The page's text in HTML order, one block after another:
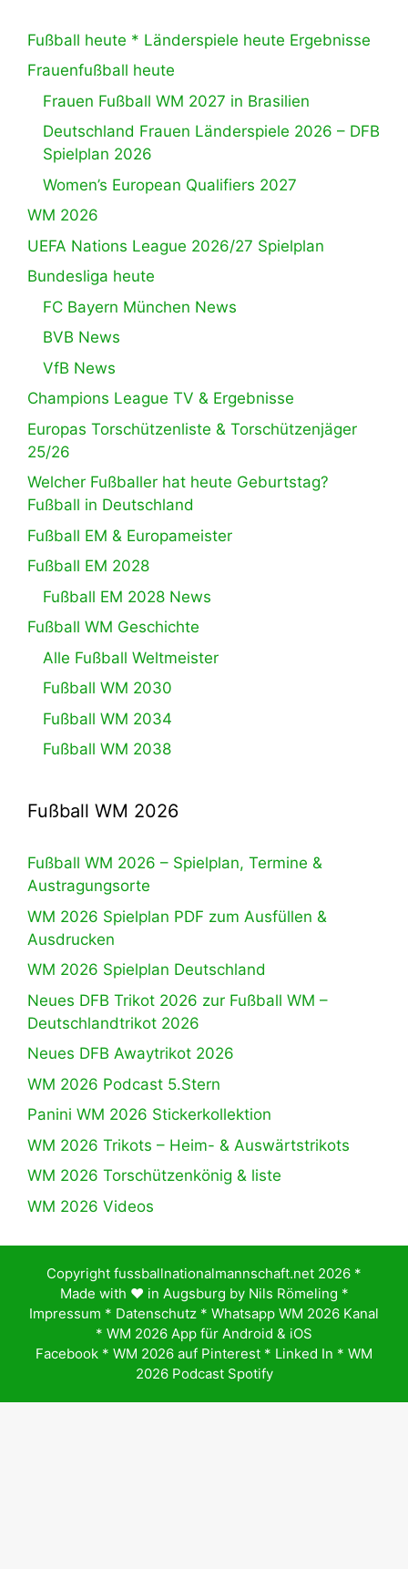
Fußball heute * Länderspiele heute Ergebnisse
Frauenfußball heute
Frauen Fußball WM 2027 in Brasilien
Deutschland Frauen Länderspiele 2026 – DFB
Spielplan 2026
Women’s European Qualifiers 2027
WM 2026
UEFA Nations League 2026/27 Spielplan
Bundesliga heute
FC Bayern München News
BVB News
VfB News
Champions League TV & Ergebnisse
Europas Torschützenliste & Torschützenjäger
25/26
Welcher Fußballer hat heute Geburtstag?
Fußball in Deutschland
Fußball EM & Europameister
Fußball EM 2028
Fußball EM 2028 News
Fußball WM Geschichte
Alle Fußball Weltmeister
Fußball WM 2030
Fußball WM 2034
Fußball WM 2038
Fußball WM 2026
Fußball WM 2026 – Spielplan, Termine &
Austragungsorte
WM 2026 Spielplan PDF zum Ausfüllen &
Ausdrucken
WM 2026 Spielplan Deutschland
Neues DFB Trikot 2026 zur Fußball WM –
Deutschlandtrikot 2026
Neues DFB Awaytrikot 2026
WM 2026 Podcast 5.Stern
Panini WM 2026 Stickerkollektion
WM 2026 Trikots – Heim- & Auswärtstrikots
WM 2026 Torschützenkönig & liste
WM 2026 Videos
Copyright fussballnationalmannschaft.net 2026 *
Made with ♥️ in Augsburg by Nils Römeling *
Impressum * Datenschutz * Whatsapp WM 2026 Kanal
* WM 2026 App für Android & iOS
Facebook * WM 2026 auf Pinterest * Linked In * WM
2026 Podcast Spotify